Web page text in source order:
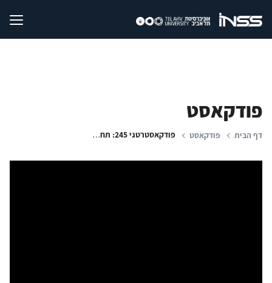
פודקאסט
דף הבית פודקאסט פודקאסטרטגי 245: תחילת מבצע "מגן וחץ" | מעבר לרשת - מבט מעזה | יחסי טורקיה-יוון